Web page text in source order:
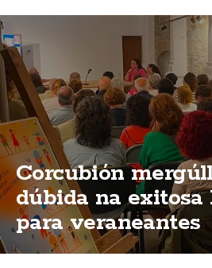
Corcubión
dúbida na exitosa
para veraneantes